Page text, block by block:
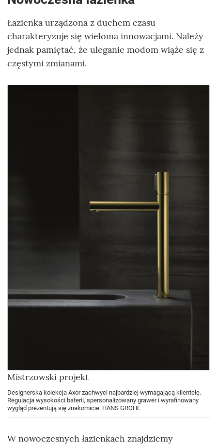
Łazienka urządzona z duchem czasu
charakteryzuje się wieloma innowacjami. Należy
jednak pamiętać, że uleganie modom wiąże się z
częstymi zmianami.
Mistrzowski projekt
Designerska kolekcja Axor zachwyci najbardziej wymagającą klientelę.
Regulacja wysokości baterii, spersonalizowany grawer i wyrafinowany
wygląd prezentują się znakomicie. HANS GROHE
W nowoczesnych łazienkach znajdziemy